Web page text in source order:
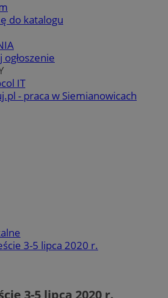
do katalogu
ogłoszenie
IT
- praca w Siemianowicach
3-5 lipca 2020 r.
3-5 lipca 2020 r.